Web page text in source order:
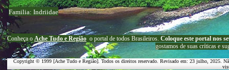
Familia: Indriidae
Conheça o Ache Tudo e Região o portal de todos Brasileiros. Coloque este portal nos
gostamos de suas críticas e
Copyright © 1999 [Ache Tudo e Região]. Todos os direitos reservado. Revisado em: 23 julho, 2025 .